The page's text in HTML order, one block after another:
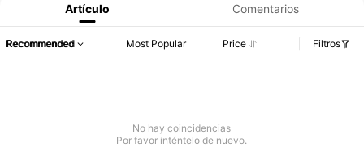
Artículo Comentarios
Recommended Most Popular Price Filtros
No hay coincidencias
Por favor inténtelo de nuevo.